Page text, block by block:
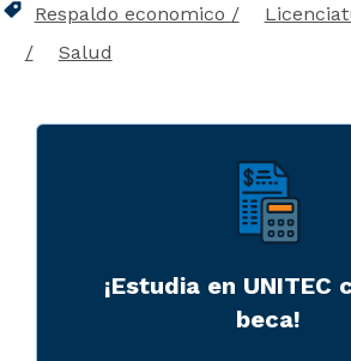
Respaldo economico
Salud
¡Estudia en UNITEC
beca!